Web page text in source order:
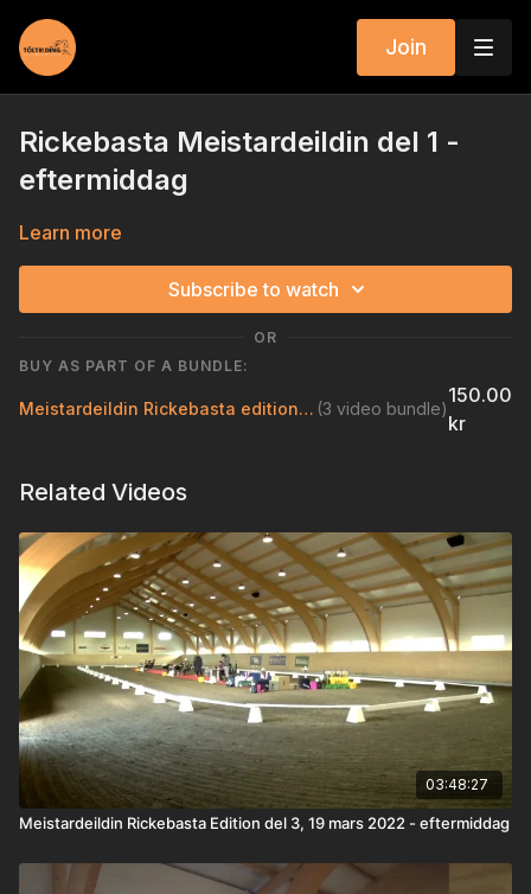
Join
Rickebasta Meistardeildin del 1 -
eftermiddag
Learn more
Subscribe to watch
OR
BUY AS PART OF A BUNDLE:
Meistardeildin Rickebasta edition del 1 29 januari 2022 (3 video bundle)
150.00
kr
Related Videos
03:48:27
Meistardeildin Rickebasta Edition del 3, 19 mars 2022 - eftermiddag